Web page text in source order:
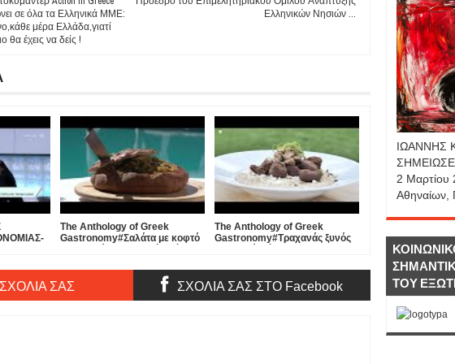
σε όλα τα Ελληνικά ΜΜΕ:
μέρα Ελλάδα,γιατί
θα έχεις να δείς !
Ελληνικών Νησιών ...
!
The Anthology of Greek
Gastronomy#Σαλάτα με κοφτό
The Anthology of Greek
Gastronomy#Τραχανάς ξυνός
ΣΑΣ ΣΧΟΛΙΑ ΣΑΣ ΣΤΟ Facebook
IΩΑΝΝΗΣ
2 Μαρτίου
Αθηναίων,
ΤΟΥ